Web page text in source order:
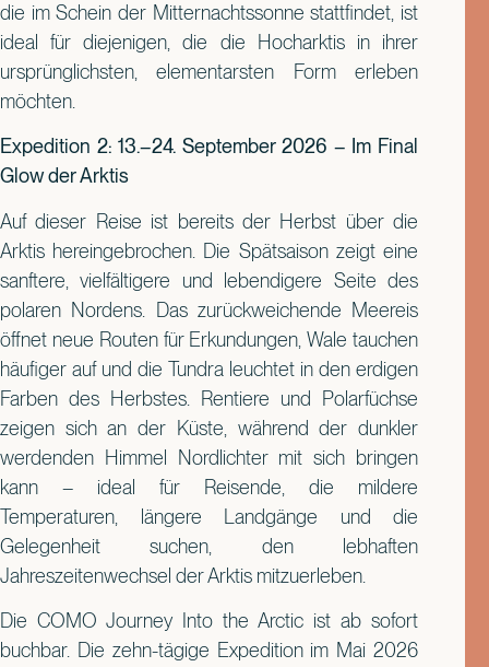
die im Schein der Mitternachtssonne stattfindet, ist
ideal für diejenigen, die die Hocharktis in ihrer
ursprünglichsten, elementarsten Form erleben
möchten.
Expedition 2: 13.–24. September 2026 – Im Final
Glow der Arktis
Auf dieser Reise ist bereits der Herbst über die
Arktis hereingebrochen. Die Spätsaison zeigt eine
sanftere, vielfältigere und lebendigere Seite des
polaren Nordens. Das zurückweichende Meereis
öffnet neue Routen für Erkundungen, Wale tauchen
häufiger auf und die Tundra leuchtet in den erdigen
Farben des Herbstes. Rentiere und Polarfüchse
zeigen sich an der Küste, während der dunkler
werdenden Himmel Nordlichter mit sich bringen
kann – ideal für Reisende, die mildere
Temperaturen, längere Landgänge und die
Gelegenheit suchen, den lebhaften
Jahreszeitenwechsel der Arktis mitzuerleben.
Die COMO Journey Into the Arctic ist ab sofort
buchbar. Die zehn-tägige Expedition im Mai 2026